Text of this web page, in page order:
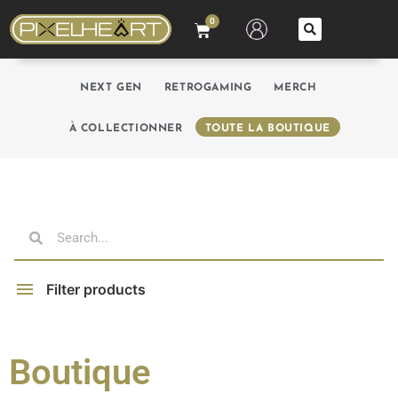
0
NEXT GEN RETROGAMING MERCH
À COLLECTIONNER TOUTE LA BOUTIQUE
Filter products
Filter by
Boutique